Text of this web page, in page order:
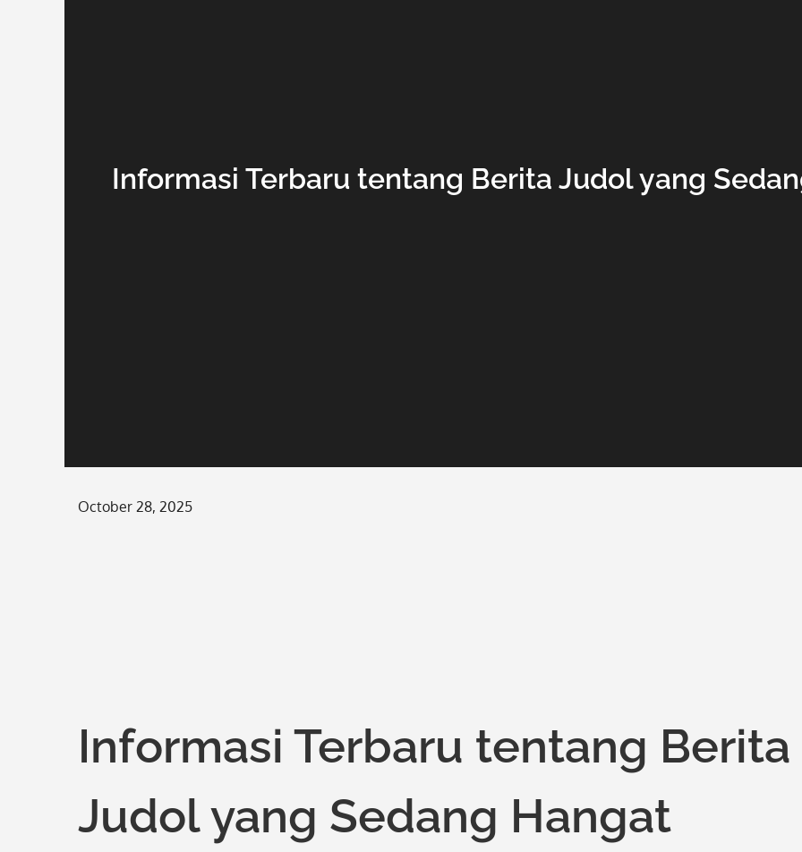
Informasi Terbaru tentang Berita Judol yang
Posted
October 28, 2025
Informasi Terbaru tentang Berita
Judol yang Sedang Hangat